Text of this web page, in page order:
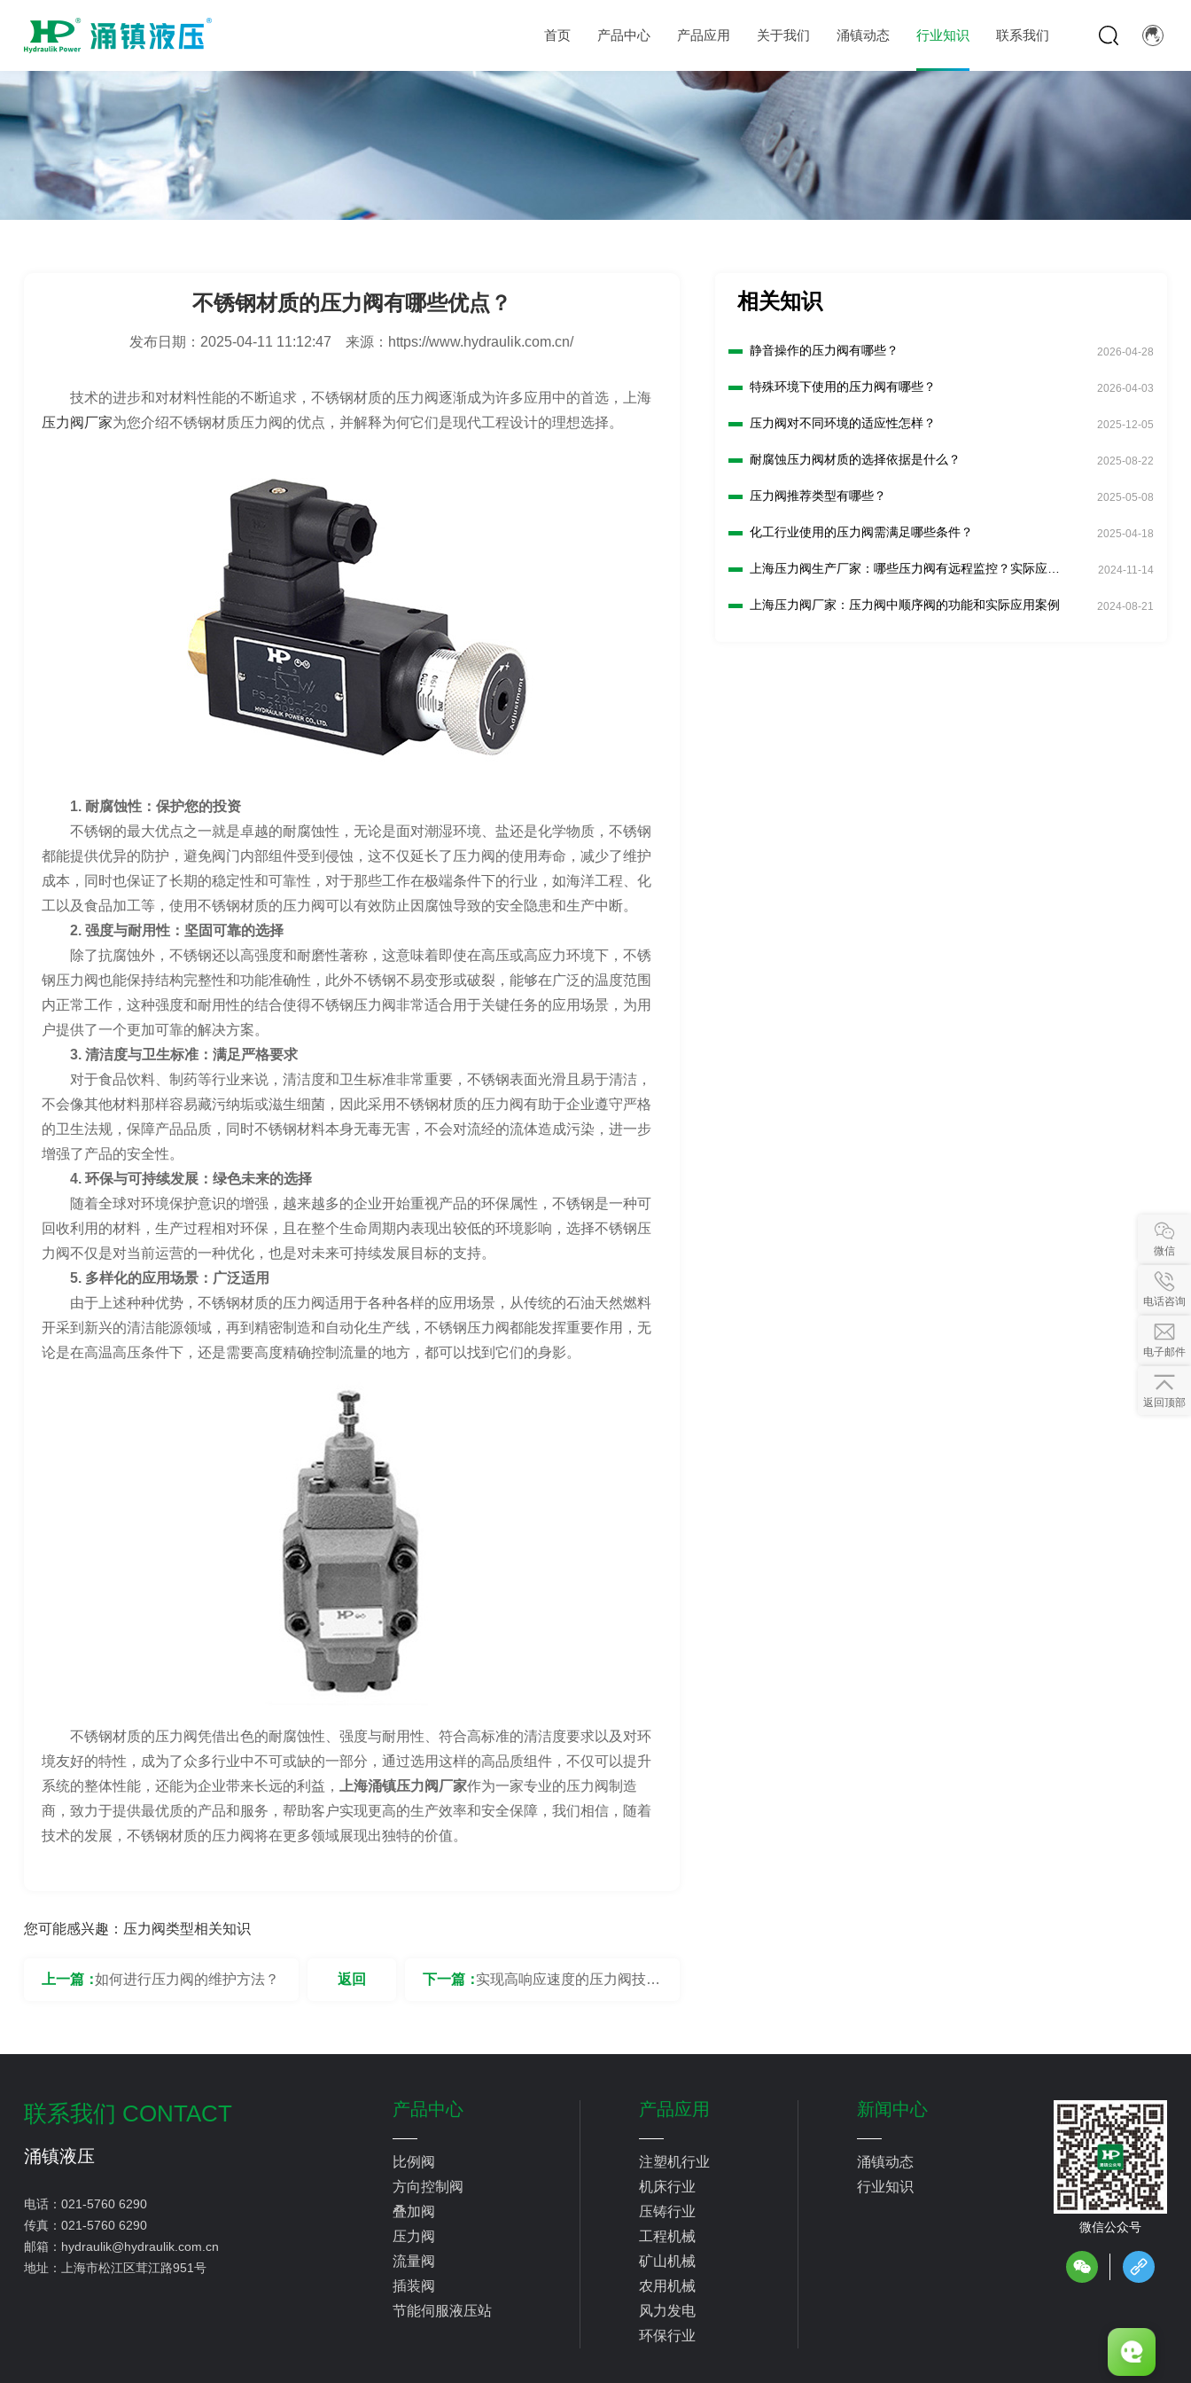
首页 产品中心 产品应用 关于我们 涌镇动态 行业知识 联系我们
不锈钢材质的压力阀有哪些优点？
发布日期： 2025-04-11 11:12:47 来源： https://www.hydraulik.com.cn/
技术的进步和对材料性能的不断追求，不锈钢材质的压力阀逐渐成为许多应用中的首选，上海
压力阀厂家为您介绍不锈钢材质压力阀的优点，并解释为何它们是现代工程设计的理想选择。
1. 耐腐蚀性：保护您的投资
不锈钢的最大优点之一就是卓越的耐腐蚀性，无论是面对潮湿环境、盐还是化学物质，不锈钢
都能提供优异的防护，避免阀门内部组件受到侵蚀，这不仅延长了压力阀的使用寿命，减少了维护
成本，同时也保证了长期的稳定性和可靠性，对于那些工作在极端条件下的行业，如海洋工程、化
工以及食品加工等，使用不锈钢材质的压力阀可以有效防止因腐蚀导致的安全隐患和生产中断。
2. 强度与耐用性：坚固可靠的选择
除了抗腐蚀外，不锈钢还以高强度和耐磨性著称，这意味着即使在高压或高应力环境下，不锈
钢压力阀也能保持结构完整性和功能准确性，此外不锈钢不易变形或破裂，能够在广泛的温度范围
内正常工作，这种强度和耐用性的结合使得不锈钢压力阀非常适合用于关键任务的应用场景，为用
户提供了一个更加可靠的解决方案。
3. 清洁度与卫生标准：满足严格要求
对于食品饮料、制药等行业来说，清洁度和卫生标准非常重要，不锈钢表面光滑且易于清洁，
不会像其他材料那样容易藏污纳垢或滋生细菌，因此采用不锈钢材质的压力阀有助于企业遵守严格
的卫生法规，保障产品品质，同时不锈钢材料本身无毒无害，不会对流经的流体造成污染，进一步
增强了产品的安全性。
4. 环保与可持续发展：绿色未来的选择
随着全球对环境保护意识的增强，越来越多的企业开始重视产品的环保属性，不锈钢是一种可
回收利用的材料，生产过程相对环保，且在整个生命周期内表现出较低的环境影响，选择不锈钢压
力阀不仅是对当前运营的一种优化，也是对未来可持续发展目标的支持。
5. 多样化的应用场景：广泛适用
由于上述种种优势，不锈钢材质的压力阀适用于各种各样的应用场景，从传统的石油天然燃料
开采到新兴的清洁能源领域，再到精密制造和自动化生产线，不锈钢压力阀都能发挥重要作用，无
论是在高温高压条件下，还是需要高度精确控制流量的地方，都可以找到它们的身影。
不锈钢材质的压力阀凭借出色的耐腐蚀性、强度与耐用性、符合高标准的清洁度要求以及对环
境友好的特性，成为了众多行业中不可或缺的一部分，通过选用这样的高品质组件，不仅可以提升
系统的整体性能，还能为企业带来长远的利益，
上海涌镇压力阀厂家作为一家专业的压力阀制造
商，致力于提供最优质的产品和服务，帮助客户实现更高的生产效率和安全保障，我们相信，随着
技术的发展，不锈钢材质的压力阀将在更多领域展现出独特的价值。
您可能感兴趣： 压力阀类型相关知识
上一篇：如何进行压力阀的维护方法？ 下一篇：实现高响应速度的压力阀技术
返回
相关知识
静音操作的压力阀有哪些？ 2026-04-28
特殊环境下使用的压力阀有哪些？ 2026-04-03
压力阀对不同环境的适应性怎样？ 2025-12-05
耐腐蚀压力阀材质的选择依据是什么？ 2025-08-22
压力阀推荐类型有哪些？ 2025-05-08
化工行业使用的压力阀需满足哪些条件？ 2025-04-18
上海压力阀生产厂家：哪些压力阀有远程监控？实际应用
2024-11-14
上海压力阀厂家：压力阀中顺序阀的功能和实际应用案例 2024-08-21
联系我们 CONTACT
涌镇液压
电话： 021-5760 6290
传真： 021-5760 6290
邮箱： hydraulik@hydraulik.com.cn
地址：
上海市松江区茸江路951号
微信公众号
产品中心
比例阀
方向控制阀
叠加阀
压力阀
流量阀
插装阀
节能伺服液压站
产品应用
注塑机行业
机床行业
压铸行业
工程机械
矿山机械
农用机械
风力发电
环保行业
新闻中心
涌镇动态
行业知识
微信
电话咨询
电子邮件
返回顶部